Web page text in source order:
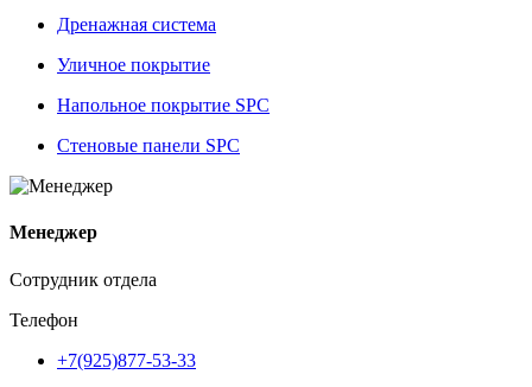
Дренажная система
Уличное покрытие
Напольное покрытие SPC
Стеновые панели SPC
Менеджер
Сотрудник отдела
Телефон
+7(925)877-53-33